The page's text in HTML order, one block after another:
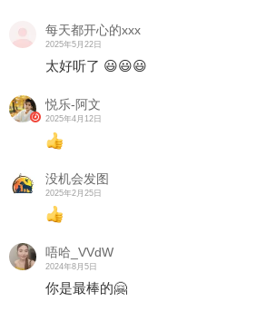
每天都开心的xxx
2025年5月22日
太好听了 😃😃😃
悦乐-阿文
2025年4月12日
没机会发图
2025年2月25日
唔哈_VVdW
2024年8月5日
你是最棒的🤗